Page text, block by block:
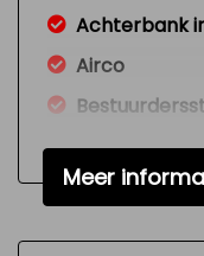
Achterbank
Airco
Elektrische
Stuur
Meer